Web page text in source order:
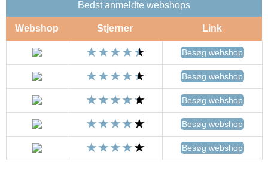
Bedst anmeldte webshops
Webshop Stjerner Link
Besøg webshop
Besøg webshop
Besøg webshop
Besøg webshop
Besøg webshop